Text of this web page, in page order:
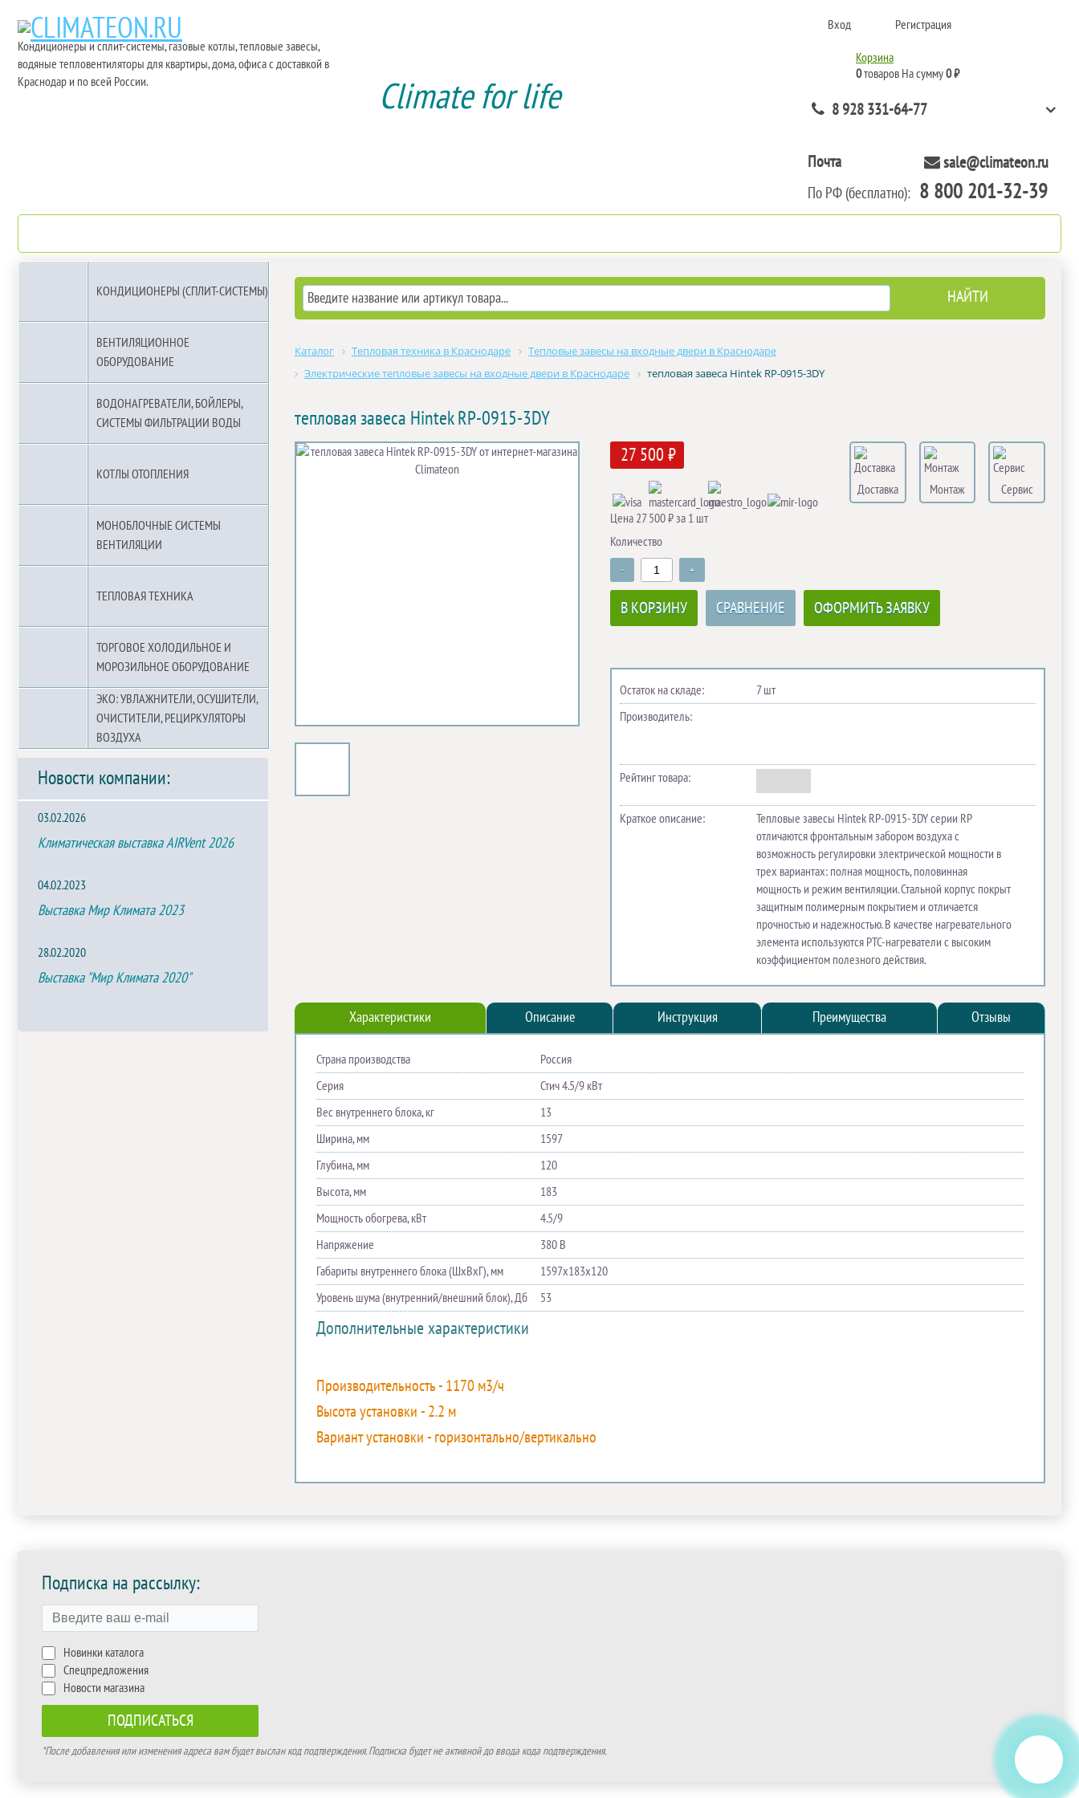
Кондиционеры и сплит-системы, газовые котлы, тепловые завесы,
водяные тепловентиляторы для квартиры, дома, офиса с доставкой в
Краснодар и по всей России.
Climate for life
Вход Регистрация
Корзина
0товаров На сумму0 ₽
8 928 331-64-77
Почта sale@climateon.ru
По РФ (бесплатно): 8 800 201-32-39
КОНДИЦИОНЕРЫ (СПЛИТ-СИСТЕМЫ)
ВЕНТИЛЯЦИОННОЕ
ОБОРУДОВАНИЕ
ВОДОНАГРЕВАТЕЛИ, БОЙЛЕРЫ,
СИСТЕМЫ ФИЛЬТРАЦИИ ВОДЫ
КОТЛЫ ОТОПЛЕНИЯ
МОНОБЛОЧНЫЕ СИСТЕМЫ
ВЕНТИЛЯЦИИ
ТЕПЛОВАЯ ТЕХНИКА
ТОРГОВОЕ ХОЛОДИЛЬНОЕ И
МОРОЗИЛЬНОЕ ОБОРУДОВАНИЕ
ЭКО: УВЛАЖНИТЕЛИ, ОСУШИТЕЛИ,
ОЧИСТИТЕЛИ, РЕЦИРКУЛЯТОРЫ
ВОЗДУХА
Новости компании:
03.02.2026
Климатическая выставка AIRVent 2026
04.02.2023
Выставка Мир Климата 2023
28.02.2020
Выставка "Мир Климата 2020"
Каталог Тепловая техника в Краснодаре
Тепловые завесы на входные двери в Краснодаре
Электрические тепловые завесы на входные двери в Краснодаре
тепловая завеса Hintek RP-0915-3DY
тепловая завеса Hintek RP-0915-3DY
27 500 ₽
Доставка Монтаж
Сервис
Цена 27 500 ₽ за 1 шт
Количество
- +
В КОРЗИНУ СРАВНЕНИЕ ОФОРМИТЬ ЗАЯВКУ
Остаток на складе:
7 шт
Производитель:
Рейтинг товара:
Краткое описание:
Тепловые завесы Hintek RP-0915-3DY серии RP
отличаются фронтальным забором воздуха с
возможность регулировки электрической мощности в
трех вариантах: полная мощность, половинная
мощность и режим вентиляции. Стальной корпус покрыт
защитным полимерным покрытием и отличается
прочностью и надежностью. В качестве нагревательного
элемента используются РТС-нагреватели с высоким
коэффициентом полезного действия.
Характеристики Описание Инструкция Преимущества Отзывы
Страна производства
Россия
Серия
Стич 4.5/9 кВт
Вес внутреннего блока, кг
13
Ширина, мм
1597
Глубина, мм
120
Высота, мм
183
Мощность обогрева, кВт
4.5/9
Напряжение
380 В
Габариты внутреннего блока (ШхВхГ), мм
1597х183х120
Уровень шума (внутренний/внешний блок), Дб
53
Дополнительные характеристики
Производительность - 1170 м3/ч
Высота установки - 2.2 м
Вариант установки - горизонтально/вертикально
Подписка на рассылку:
Новинки каталога
Спецпредложения
Новости магазина
*После добавления или изменения адреса вам будет выслан код подтверждения. Подписка будет не активной до ввода кода подтверждения.